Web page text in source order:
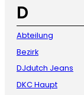
D
Abteilung
Bezirk
DJdutch Jeans
DKC Haupt